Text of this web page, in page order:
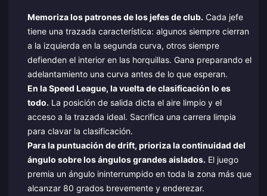
Memoriza los patrones de los jefes de club. Cada jefe
tiene una trazada característica: algunos siempre cierran
a la izquierda en la segunda curva, otros siempre
defienden el interior en las horquillas. Gana preparando el
adelantamiento una curva antes de lo que esperan.
En la Speed League, la vuelta de clasificación lo es
todo. La posición de salida dicta el aire limpio y el
acceso a la trazada ideal. Sacrifica una carrera limpia
para clavar la clasificación.
Para la puntuación de drift, prioriza la continuidad del
ángulo sobre los ángulos grandes aislados. El juego
premia un ángulo ininterrumpido en toda la zona más que
alcanzar 80 grados brevemente y enderezar.